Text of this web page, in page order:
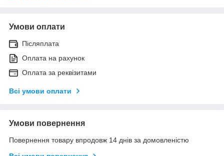
Умови оплати
Післяплата
Оплата на рахунок
Оплата за реквізитами
Всі умови оплати
Умови повернення
Повернення товару впродовж 14 днів за домовленістю